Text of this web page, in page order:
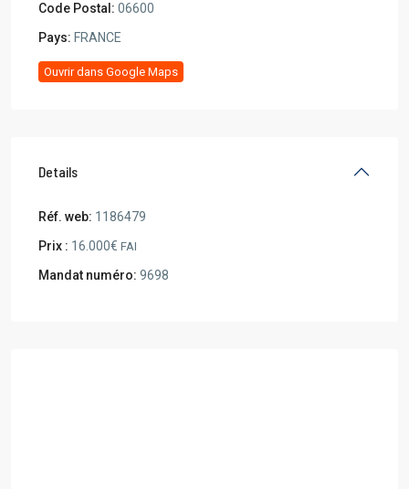
Code Postal: 06600
Pays: FRANCE
Ouvrir dans Google Maps
Details
Réf. web: 1186479
Prix : 16.000€ FAI
Mandat numéro: 9698